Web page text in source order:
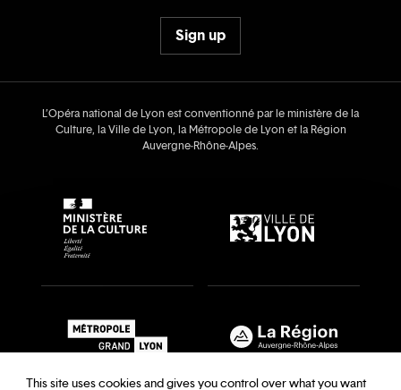
Sign up
L’Opéra national de Lyon est conventionné par le ministère de la
Culture, la Ville de Lyon, la Métropole de Lyon et la Région
Auvergne‑Rhône‑Alpes.
This site uses cookies and gives you control over what you want